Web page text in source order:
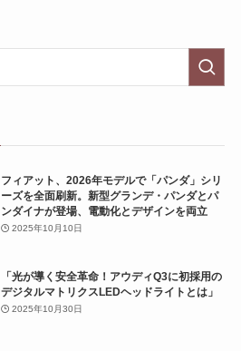
フィアット、2026年モデルで「パンダ」シリ
ーズを全面刷新。新型グランデ・パンダとパ
ンダイナが登場、電動化とデザインを両立
2025年10月10日
「光が導く安全革命！アウディQ3に初採用の
デジタルマトリクスLEDヘッドライトとは」
2025年10月30日